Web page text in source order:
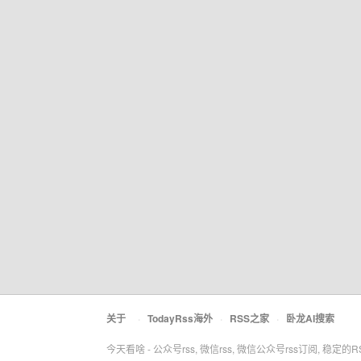
关于 · TodayRss海外 · RSS之家 · 卧龙AI搜索
今天看啥 - 公众号rss, 微信rss, 微信公众号rss订阅, 稳定的